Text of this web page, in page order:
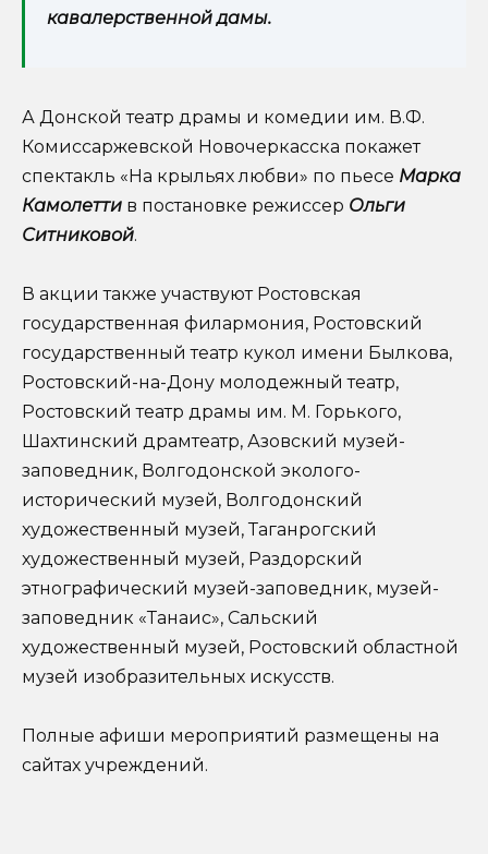
кавалерственной дамы.
А Донской театр драмы и комедии им. В.Ф.
Комиссаржевской Новочеркасска покажет
спектакль «На крыльях любви» по пьесе Марка
Камолетти в постановке режиссер Ольги
Ситниковой.
В акции также участвуют Ростовская
государственная филармония, Ростовский
государственный театр кукол имени Былкова,
Ростовский-на-Дону молодежный театр,
Ростовский театр драмы им. М. Горького,
Шахтинский драмтеатр, Азовский музей-
заповедник, Волгодонской эколого-
исторический музей, Волгодонский
художественный музей, Таганрогский
художественный музей, Раздорский
этнографический музей-заповедник, музей-
заповедник «Танаис», Сальский
художественный музей, Ростовский областной
музей изобразительных искусств.
Полные афиши мероприятий размещены на
сайтах учреждений.